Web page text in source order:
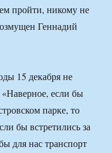
пройти, никому не
Геннадий
15 декабря не
если бы
парке, то
бы встретились за
для нас транспорт